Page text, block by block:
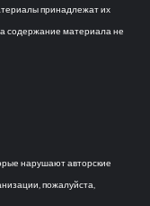
принадлежат их
содержание материала не
нарушают авторские
пожалуйста,